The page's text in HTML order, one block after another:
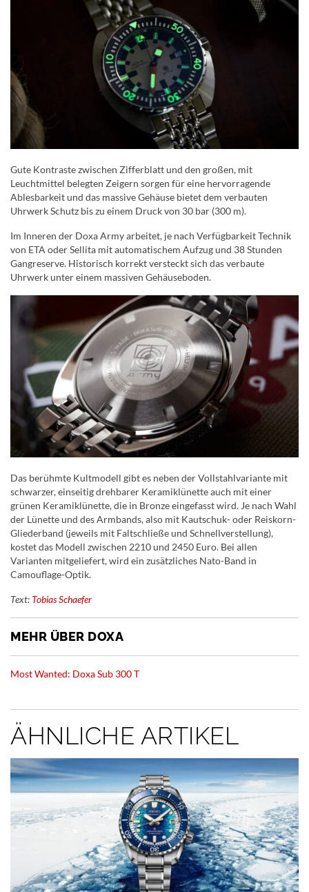
Gute Kontraste zwischen Zifferblatt und den großen, mit
Leuchtmittel belegten Zeigern sorgen für eine hervorragende
Ablesbarkeit und das massive Gehäuse bietet dem verbauten
Uhrwerk Schutz bis zu einem Druck von 30 bar (300 m).
Im Inneren der Doxa Army arbeitet, je nach Verfügbarkeit Technik
von ETA oder Sellita mit automatischem Aufzug und 38 Stunden
Gangreserve. Historisch korrekt versteckt sich das verbaute
Uhrwerk unter einem massiven Gehäuseboden.
Das berühmte Kultmodell gibt es neben der Vollstahlvariante mit
schwarzer, einseitig drehbarer Keramiklünette auch mit einer
grünen Keramiklünette, die in Bronze eingefasst wird. Je nach Wahl
der Lünette und des Armbands, also mit Kautschuk- oder Reiskorn-
Gliederband (jeweils mit Faltschließe und Schnellverstellung),
kostet das Modell zwischen 2210 und 2450 Euro. Bei allen
Varianten mitgeliefert, wird ein zusätzliches Nato-Band in
Camouflage-Optik.
Text: Tobias Schaefer
MEHR ÜBER DOXA
Most Wanted: Doxa Sub 300 T
ÄHNLICHE ARTIKEL